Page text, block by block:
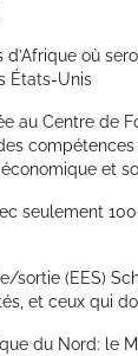
d’Afrique où
États-Unis
au Centre de
et
seulement
sortie (EES)
et ceux qui
du Nord: le